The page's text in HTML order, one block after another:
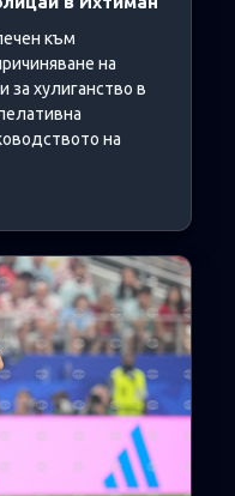
към
на
за хулиганство в
на